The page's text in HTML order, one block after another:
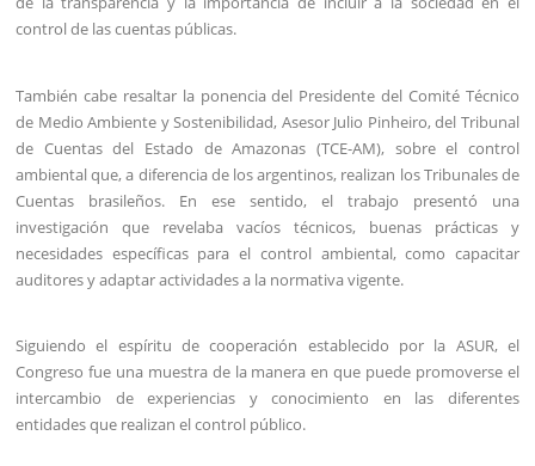
control de las cuentas públicas.
También cabe resaltar la ponencia del Presidente del Comité Técnico
de Medio Ambiente y Sostenibilidad, Asesor Julio Pinheiro, del Tribunal
de Cuentas del Estado de Amazonas (TCE-AM), sobre el control
ambiental que, a diferencia de los argentinos, realizan los Tribunales de
Cuentas brasileños. En ese sentido, el trabajo presentó una
investigación que revelaba vacíos técnicos, buenas prácticas y
necesidades específicas para el control ambiental, como capacitar
auditores y adaptar actividades a la normativa vigente.
Siguiendo el espíritu de cooperación establecido por la ASUR, el
Congreso fue una muestra de la manera en que puede promoverse el
intercambio de experiencias y conocimiento en las diferentes
entidades que realizan el control público.